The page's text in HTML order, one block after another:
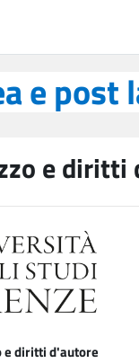
e post
e diritti
e diritti d'autore